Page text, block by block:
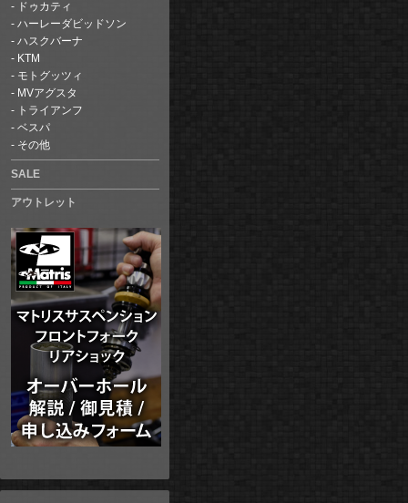
ドゥカティ
ハーレーダビッドソン
ハスクバーナ
KTM
モトグッツィ
MVアグスタ
トライアンフ
ベスパ
その他
SALE
アウトレット